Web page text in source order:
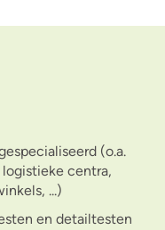
(o.a.
centra,
...)
en detailtesten